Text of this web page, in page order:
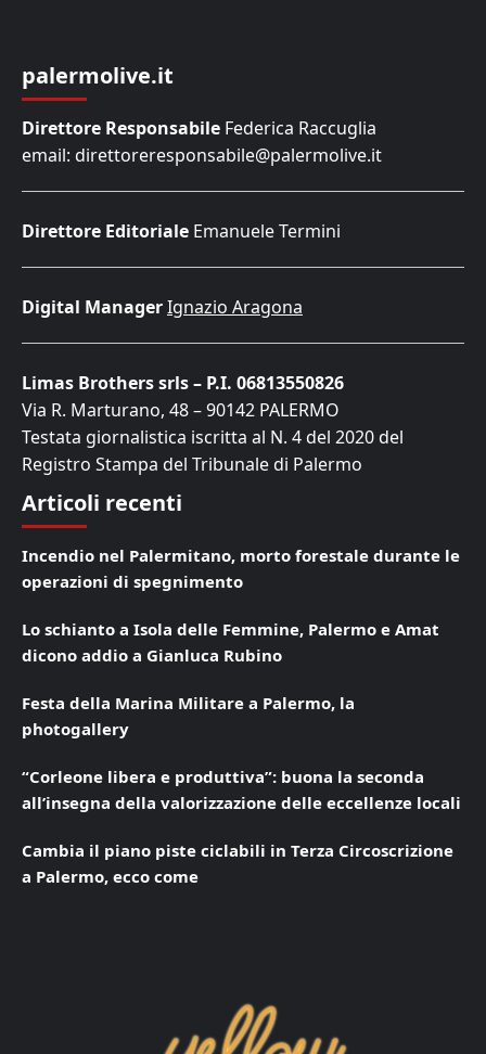
palermolive.it
Direttore Responsabile Federica Raccuglia
email: direttoreresponsabile@palermolive.it
Direttore Editoriale Emanuele Termini
Digital ManagerIgnazio Aragona
Limas Brothers srls – P.I. 06813550826
Via R. Marturano, 48 – 90142 PALERMO
Testata giornalistica iscritta al N. 4 del 2020 del
Registro Stampa del Tribunale di Palermo
Articoli recenti
Incendio nel Palermitano, morto forestale durante le
operazioni di spegnimento
Lo schianto a Isola delle Femmine, Palermo e Amat
dicono addio a Gianluca Rubino
Festa della Marina Militare a Palermo, la
photogallery
“Corleone libera e produttiva”: buona la seconda
all’insegna della valorizzazione delle eccellenze locali
Cambia il piano piste ciclabili in Terza Circoscrizione
a Palermo, ecco come